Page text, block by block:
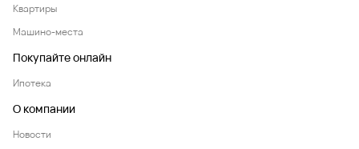
Квартиры
Машино-места
Покупайте онлайн
Ипотека
О компании
Новости